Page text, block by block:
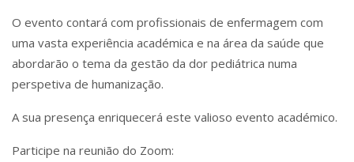
O evento contará com profissionais de enfermagem com
uma vasta experiência académica e na área da saúde que
abordarão o tema da gestão da dor pediátrica numa
perspetiva de humanização.
A sua presença enriquecerá este valioso evento académico.
Participe na reunião do Zoom: